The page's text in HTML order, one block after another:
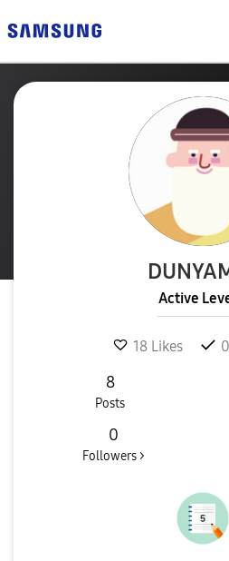
Active
18Likes 0
8
Posts
0
Followers >